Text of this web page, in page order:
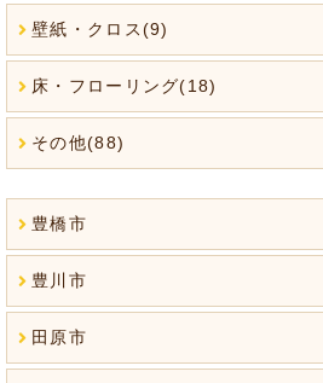
壁紙・クロス(9)
床・フローリング(18)
その他(88)
豊橋市
豊川市
田原市